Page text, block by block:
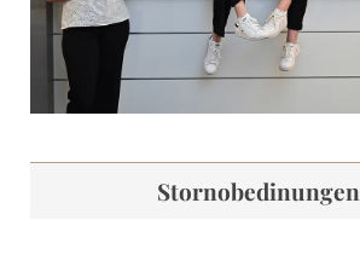
Stornobedinungen